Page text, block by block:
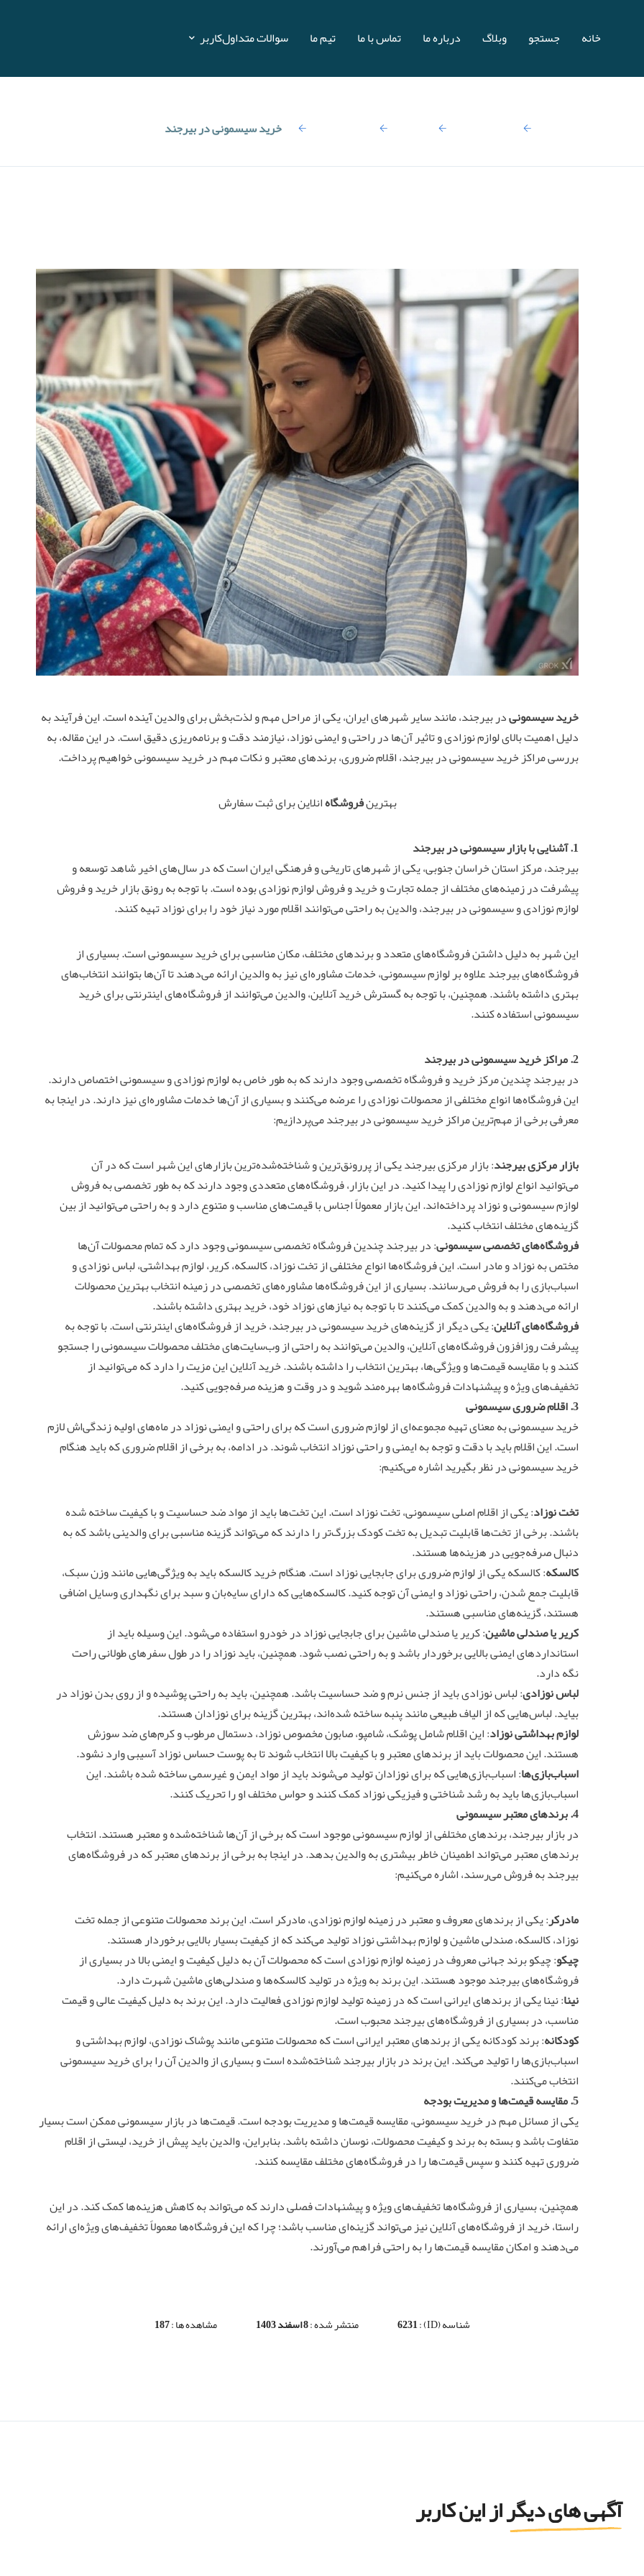
خانه جستجو وبلاگ درباره ما تماس با ما تیم ما سوالات متداولکاربر
خرید سیسمونی در بیرجند
خرید سیسمونیدر بیرجند، مانند سایر شهرهای ایران، یکی از مراحل مهم و لذت‌بخش برای والدین آینده است. این فرآیند به
دلیل اهمیت بالای لوازم نوزادی و تاثیر آن‌ها در راحتی و ایمنی نوزاد، نیازمند دقت و برنامه‌ریزی دقیق است. در این مقاله، به
بررسی مراکز خرید سیسمونی در بیرجند، اقلام ضروری، برندهای معتبر و نکات مهم در خرید سیسمونی خواهیم پرداخت.
بهترینفروشگاهانلاین برای ثبت سفارش
1. آشنایی با بازار سیسمونی در بیرجند
بیرجند، مرکز استان خراسان جنوبی، یکی از شهرهای تاریخی و فرهنگی ایران است که در سال‌های اخیر شاهد توسعه و
پیشرفت در زمینه‌های مختلف از جمله تجارت و خرید و فروش لوازم نوزادی بوده است. با توجه به رونق بازار خرید و فروش
لوازم نوزادی و سیسمونی در بیرجند، والدین به راحتی می‌توانند اقلام مورد نیاز خود را برای نوزاد تهیه کنند.
این شهر به دلیل داشتن فروشگاه‌های متعدد و برندهای مختلف، مکان مناسبی برای خرید سیسمونی است. بسیاری از
فروشگاه‌های بیرجند علاوه بر لوازم سیسمونی، خدمات مشاوره‌ای نیز به والدین ارائه می‌دهند تا آن‌ها بتوانند انتخاب‌های
بهتری داشته باشند. همچنین، با توجه به گسترش خرید آنلاین، والدین می‌توانند از فروشگاه‌های اینترنتی برای خرید
سیسمونی استفاده کنند.
2. مراکز خرید سیسمونی در بیرجند
در بیرجند چندین مرکز خرید و فروشگاه تخصصی وجود دارند که به طور خاص به لوازم نوزادی و سیسمونی اختصاص دارند.
این فروشگاه‌ها انواع مختلفی از محصولات نوزادی را عرضه می‌کنند و بسیاری از آن‌ها خدمات مشاوره‌ای نیز دارند. در اینجا به
معرفی برخی از مهم‌ترین مراکز خرید سیسمونی در بیرجند می‌پردازیم:
بازار مرکزی بیرجند: بازار مرکزی بیرجند یکی از پررونق‌ترین و شناخته‌شده‌ترین بازارهای این شهر است که در آن
می‌توانید انواع لوازم نوزادی را پیدا کنید. در این بازار، فروشگاه‌های متعددی وجود دارند که به طور تخصصی به فروش
لوازم سیسمونی و نوزاد پرداخته‌اند. این بازار معمولاً اجناس با قیمت‌های مناسب و متنوع دارد و به راحتی می‌توانید از بین
گزینه‌های مختلف انتخاب کنید.
فروشگاه‌های تخصصی سیسمونی: در بیرجند چندین فروشگاه تخصصی سیسمونی وجود دارد که تمام محصولات آن‌ها
مختص به نوزاد و مادر است. این فروشگاه‌ها انواع مختلفی از تخت نوزاد، کالسکه، کریر، لوازم بهداشتی، لباس نوزادی و
اسباب‌بازی را به فروش می‌رسانند. بسیاری از این فروشگاه‌ها مشاوره‌های تخصصی در زمینه انتخاب بهترین محصولات
ارائه می‌دهند و به والدین کمک می‌کنند تا با توجه به نیازهای نوزاد خود، خرید بهتری داشته باشند.
فروشگاه‌های آنلاین: یکی دیگر از گزینه‌های خرید سیسمونی در بیرجند، خرید از فروشگاه‌های اینترنتی است. با توجه به
پیشرفت روزافزون فروشگاه‌های آنلاین، والدین می‌توانند به راحتی از وب‌سایت‌های مختلف محصولات سیسمونی را جستجو
کنند و با مقایسه قیمت‌ها و ویژگی‌ها، بهترین انتخاب را داشته باشند. خرید آنلاین این مزیت را دارد که می‌توانید از
تخفیف‌های ویژه و پیشنهادات فروشگاه‌ها بهره‌مند شوید و در وقت و هزینه صرفه‌جویی کنید.
3. اقلام ضروری سیسمونی
خرید سیسمونی به معنای تهیه مجموعه‌ای از لوازم ضروری است که برای راحتی و ایمنی نوزاد در ماه‌های اولیه زندگی‌اش لازم
است. این اقلام باید با دقت و توجه به ایمنی و راحتی نوزاد انتخاب شوند. در ادامه، به برخی از اقلام ضروری که باید هنگام
خرید سیسمونی در نظر بگیرید اشاره می‌کنیم:
تخت نوزاد: یکی از اقلام اصلی سیسمونی، تخت نوزاد است. این تخت‌ها باید از مواد ضد حساسیت و با کیفیت ساخته شده
باشند. برخی از تخت‌ها قابلیت تبدیل به تخت کودک بزرگ‌تر را دارند که می‌تواند گزینه مناسبی برای والدینی باشد که به
دنبال صرفه‌جویی در هزینه‌ها هستند.
کالسکه: کالسکه یکی از لوازم ضروری برای جابجایی نوزاد است. هنگام خرید کالسکه باید به ویژگی‌هایی مانند وزن سبک،
قابلیت جمع شدن، راحتی نوزاد و ایمنی آن توجه کنید. کالسکه‌هایی که دارای سایه‌بان و سبد برای نگهداری وسایل اضافی
هستند، گزینه‌های مناسبی هستند.
کریر یا صندلی ماشین: کریر یا صندلی ماشین برای جابجایی نوزاد در خودرو استفاده می‌شود. این وسیله باید از
استانداردهای ایمنی بالایی برخوردار باشد و به راحتی نصب شود. همچنین، باید نوزاد را در طول سفرهای طولانی راحت
نگه دارد.
لباس نوزادی: لباس نوزادی باید از جنس نرم و ضد حساسیت باشد. همچنین، باید به راحتی پوشیده و از روی بدن نوزاد در
بیاید. لباس‌هایی که از الیاف طبیعی مانند پنبه ساخته شده‌اند، بهترین گزینه برای نوزادان هستند.
لوازم بهداشتی نوزاد: این اقلام شامل پوشک، شامپو، صابون مخصوص نوزاد، دستمال مرطوب و کرم‌های ضد سوزش
هستند. این محصولات باید از برندهای معتبر و با کیفیت بالا انتخاب شوند تا به پوست حساس نوزاد آسیبی وارد نشود.
اسباب‌بازی‌ها: اسباب‌بازی‌هایی که برای نوزادان تولید می‌شوند باید از مواد ایمن و غیرسمی ساخته شده باشند. این
اسباب‌بازی‌ها باید به رشد شناختی و فیزیکی نوزاد کمک کنند و حواس مختلف او را تحریک کنند.
4. برندهای معتبر سیسمونی
در بازار بیرجند، برندهای مختلفی از لوازم سیسمونی موجود است که برخی از آن‌ها شناخته‌شده و معتبر هستند. انتخاب
برندهای معتبر می‌تواند اطمینان خاطر بیشتری به والدین بدهد. در اینجا به برخی از برندهای معتبر که در فروشگاه‌های
بیرجند به فروش می‌رسند، اشاره می‌کنیم:
مادرکر: یکی از برندهای معروف و معتبر در زمینه لوازم نوزادی، مادرکر است. این برند محصولات متنوعی از جمله تخت
نوزاد، کالسکه، صندلی ماشین و لوازم بهداشتی نوزاد تولید می‌کند که از کیفیت بسیار بالایی برخوردار هستند.
چیکو: چیکو برند جهانی معروف در زمینه لوازم نوزادی است که محصولات آن به دلیل کیفیت و ایمنی بالا در بسیاری از
فروشگاه‌های بیرجند موجود هستند. این برند به ویژه در تولید کالسکه‌ها و صندلی‌های ماشین شهرت دارد.
نینا: نینا یکی از برندهای ایرانی است که در زمینه تولید لوازم نوزادی فعالیت دارد. این برند به دلیل کیفیت عالی و قیمت
مناسب، در بسیاری از فروشگاه‌های بیرجند محبوب است.
کودکانه: برند کودکانه یکی از برندهای معتبر ایرانی است که محصولات متنوعی مانند پوشاک نوزادی، لوازم بهداشتی و
اسباب‌بازی‌ها را تولید می‌کند. این برند در بازار بیرجند شناخته‌شده است و بسیاری از والدین آن را برای خرید سیسمونی
انتخاب می‌کنند.
5. مقایسه قیمت‌ها و مدیریت بودجه
یکی از مسائل مهم در خرید سیسمونی، مقایسه قیمت‌ها و مدیریت بودجه است. قیمت‌ها در بازار سیسمونی ممکن است بسیار
متفاوت باشد و بسته به برند و کیفیت محصولات، نوسان داشته باشد. بنابراین، والدین باید پیش از خرید، لیستی از اقلام
ضروری تهیه کنند و سپس قیمت‌ها را در فروشگاه‌های مختلف مقایسه کنند.
همچنین، بسیاری از فروشگاه‌ها تخفیف‌های ویژه و پیشنهادات فصلی دارند که می‌تواند به کاهش هزینه‌ها کمک کند. در این
راستا، خرید از فروشگاه‌های آنلاین نیز می‌تواند گزینه‌ای مناسب باشد؛ چرا که این فروشگاه‌ها معمولاً تخفیف‌های ویژه‌ای ارائه
می‌دهند و امکان مقایسه قیمت‌ها را به راحتی فراهم می‌آورند.
شناسه (ID) : 6231 منتشر شده :8 اسفند 1403 مشاهده ها :187
آگهی های دیگر از این کاربر